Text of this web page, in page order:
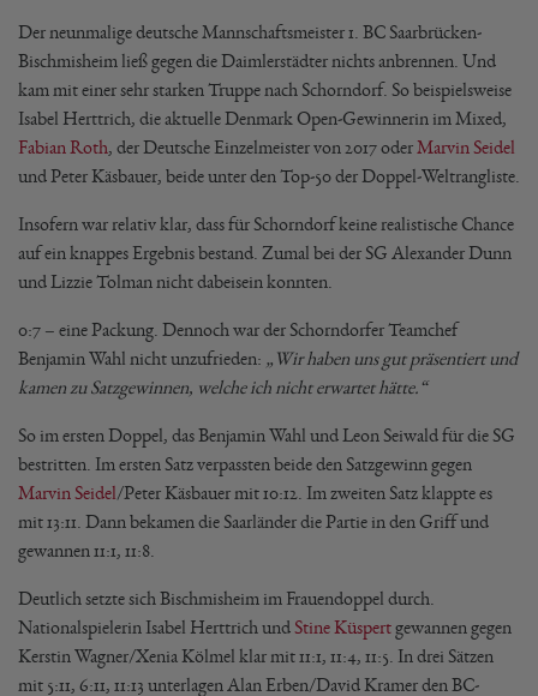
Der neunmalige deutsche Mannschaftsmeister 1. BC Saarbrücken-
Bischmisheim ließ gegen die Daimlerstädter nichts anbrennen. Und
kam mit einer sehr starken Truppe nach Schorndorf. So beispielsweise
Isabel Herttrich, die aktuelle Denmark Open-Gewinnerin im Mixed,
Fabian Roth, der Deutsche Einzelmeister von 2017 oderMarvin Seidel
und Peter Käsbauer, beide unter den Top-50 der Doppel-Weltrangliste.
Insofern war relativ klar, dass für Schorndorf keine realistische Chance
auf ein knappes Ergebnis bestand. Zumal bei der SG Alexander Dunn
und Lizzie Tolman nicht dabeisein konnten.
0:7 – eine Packung. Dennoch war der Schorndorfer Teamchef
Benjamin Wahl nicht unzufrieden: „Wir haben uns gut präsentiert und
kamen zu Satzgewinnen, welche ich nicht erwartet hätte.“
So im ersten Doppel, das Benjamin Wahl und Leon Seiwald für die SG
bestritten. Im ersten Satz verpassten beide den Satzgewinn gegen
Marvin Seidel/Peter Käsbauer mit 10:12. Im zweiten Satz klappte es
mit 13:11. Dann bekamen die Saarländer die Partie in den Griff und
gewannen 11:1, 11:8.
Deutlich setzte sich Bischmisheim im Frauendoppel durch.
Nationalspielerin Isabel Herttrich undStine Küspertgewannen gegen
Kerstin Wagner/Xenia Kölmel klar mit 11:1, 11:4, 11:5. In drei Sätzen
mit 5:11, 6:11, 11:13 unterlagen Alan Erben/David Kramer den BC-